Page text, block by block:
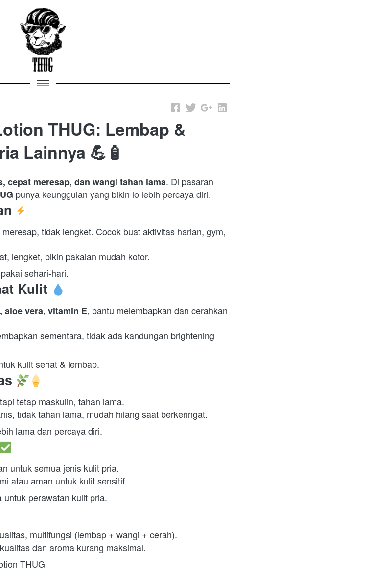
THUG: Lembap &
Lainnya 💪🧴
cepat meresap, dan wangi tahan lama. Di pasaran
punya keunggulan yang bikin lo lebih percaya diri.
tidak lengket. Cocok buat aktivitas harian, gym,
lengket, bikin pakaian mudah kotor.
sehari-hari.
Kulit
aloe vera, vitamin E, bantu melembapkan dan cerahkan
sementara, tidak ada kandungan brightening
kulit sehat & lembap.
tetap maskulin, tahan lama.
tidak tahan lama, mudah hilang saat berkeringat.
lama dan percaya diri.
untuk semua jenis kulit pria.
atau aman untuk kulit sensitif.
perawatan kulit pria.
multifungsi (lembap + wangi + cerah).
dan aroma kurang maksimal.
THUG